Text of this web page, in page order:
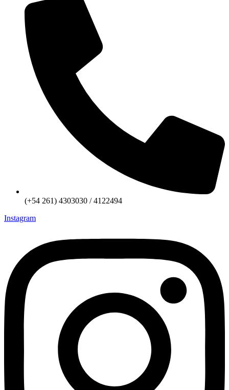
(+54 261) 4303030 / 4122494
Instagram